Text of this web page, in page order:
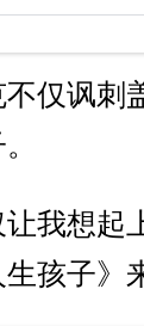
仅讽刺
我想起
生孩子》